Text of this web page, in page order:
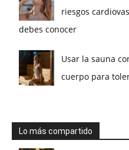
riesgos
debes conocer
Usar la sauna
cuerpo para
Lo más compartido